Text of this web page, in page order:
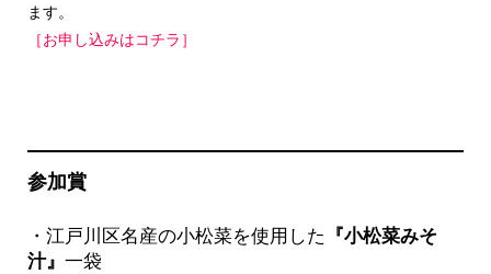
ます。
［お申し込みはコチラ］
参加賞
・江戸川区名産の小松菜を使用した 『小松菜みそ
汁』 一袋